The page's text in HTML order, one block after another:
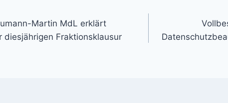
Martin MdL erklärt
diesjährigen Fraktionsklausur